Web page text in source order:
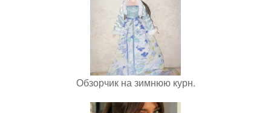
Обзорчик на зимнюю курн.